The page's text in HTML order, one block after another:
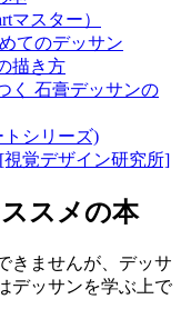
マスター）
てのデッサン
描き方
く 石膏デッサンの
シリーズ)
覚デザイン研究所]
スメの本
きませんが、デッサ
デッサンを学ぶ上で